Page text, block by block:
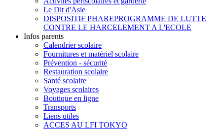
Le Dit d'Asie
DISPOSITIF PHAREPROGRAMME DE LUTTE
CONTRE LE HARCELEMENT A L'ECOLE
Infos parents
Calendrier scolaire
Fournitures et matériel scolaire
Prévention - sécurité
Restauration scolaire
Santé scolaire
Voyages scolaires
Boutique en ligne
Transports
Liens utiles
ACCES AU LFI TOKYO